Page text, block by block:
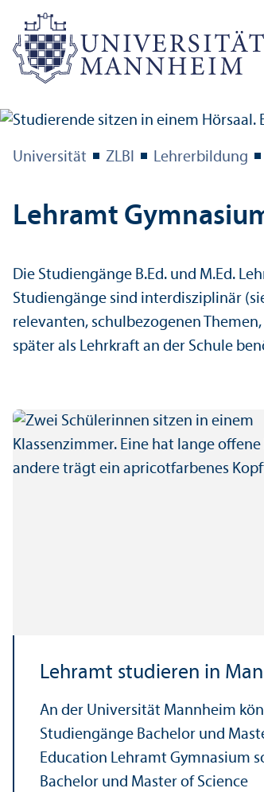
Universität ZLBI Lehr­erbildung
Lehr­amt
Die Studien­gänge B.Ed. und M.Ed.
Studien­gänge sind interdisziplinär
relevanten, schulbezogenen
später als Lehr­kraft an der Schule
Lehr­amt studieren in
An der Universität Mannheim
Studien­gänge Bachelor und
Education Lehr­amt Gymnasium
Bachelor und Master of Science